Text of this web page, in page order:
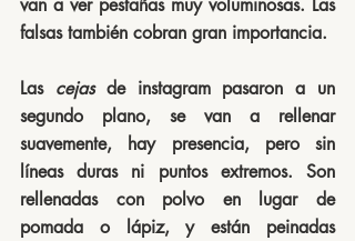
falsas también cobran gran importancia.
Las cejas de instagram pasaron a un
segundo plano, se van a rellenar
suavemente, hay presencia, pero sin
líneas duras ni puntos extremos. Son
rellenadas con polvo en lugar de
pomada o lápiz, y están peinadas